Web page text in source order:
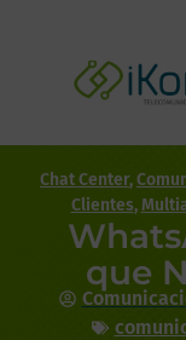
Chat Center,
Clientes,
que